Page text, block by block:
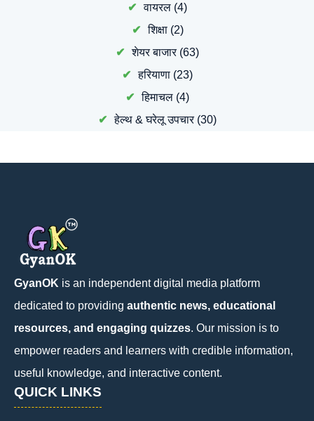
वायरल (4)
शिक्षा(2)
शेयर बाजार(63)
हरियाणा (23)
हिमाचल (4)
हेल्थ & घरेलू उपचार(30)
GyanOK is an independent digital media platform
dedicated to providing authentic news, educational
resources, and engaging quizzes. Our mission is to
empower readers and learners with credible information,
useful knowledge, and interactive content.
QUICK LINKS